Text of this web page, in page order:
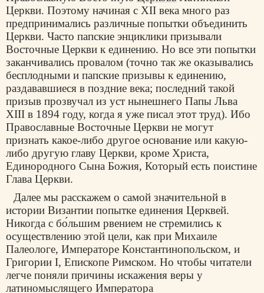
Церкви. Поэтому начиная с XII века много раз
предпринимались различные попытки объединить
Церкви. Часто папские энциклики призывали
Восточные Церкви к единению. Но все эти попытки
заканчивались провалом (точно так же оказывались
бесплодными и папские призывы к единению,
раздававшиеся в поздние века; последний такой
призыв прозвучал из уст нынешнего Папы Льва
XIII в 1894 году, когда я уже писал этот труд). Ибо
Православные Восточные Церкви не могут
признать какое-либо другое основание или какую-
либо другую главу Церкви, кроме Христа,
Единородного Сына Божия, Который есть поистине
Глава Церкви.
Далее мы расскажем о самой значительной в
истории Византии попытке единения Церквей.
Никогда с бо́льшим рвением не стремились к
осуществлению этой цели, как при Михаиле
Палеологе, Императоре Константинопольском, и
Григории I, Епископе Римском. Но чтобы читатели
легче поняли причины искажения веры у
латиномыслящего Императора